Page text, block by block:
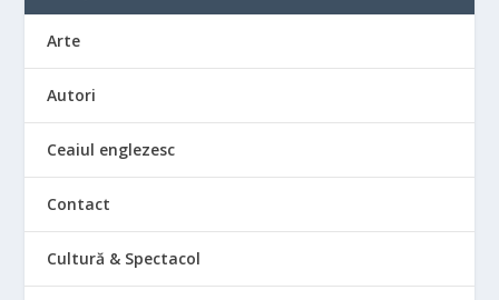
Arte
Autori
Ceaiul englezesc
Contact
Cultură & Spectacol